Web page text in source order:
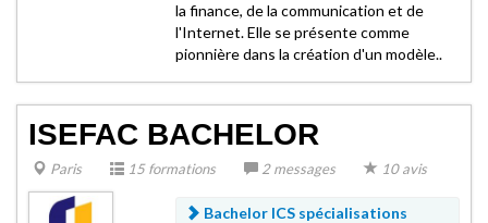
la finance, de la communication et de
l'Internet. Elle se présente comme
pionnière dans la création d'un modèle..
ISEFAC BACHELOR
Paris 15 formations 2 messages 10 avis
Bachelor ICS spécialisations